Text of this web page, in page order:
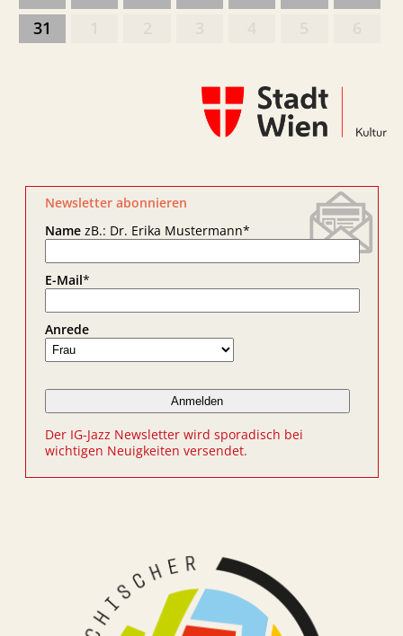
31
Newsletter abonnieren
NamezB.: Dr. Erika Mustermann*
E-Mail*
Anrede
Der IG-Jazz Newsletter wird sporadisch bei
wichtigen Neuigkeiten versendet.